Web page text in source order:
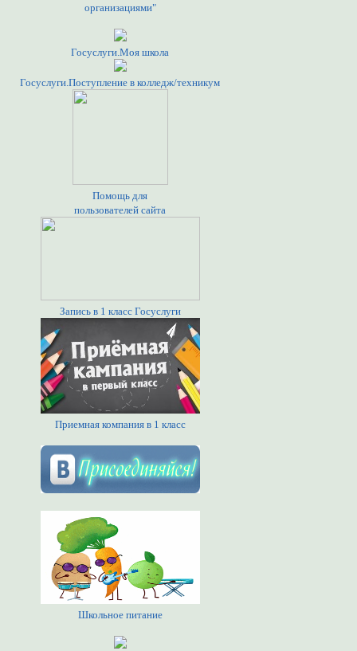
организациями"
Госуслуги.Моя школа
Госуслуги.Поступление в колледж/техникум
Помощь для
пользователей сайта
Запись в 1 класс Госуслуги
Приемная компания в 1 класс
Школьное питание